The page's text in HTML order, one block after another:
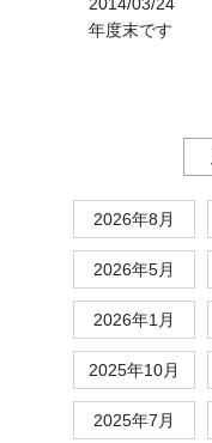
年度末です
2026年8月
2026年5月
2026年1月
2025年10月
2025年7月